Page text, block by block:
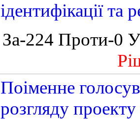
ідентифікації
За-224 Проти-0
Поіменне
розгляду